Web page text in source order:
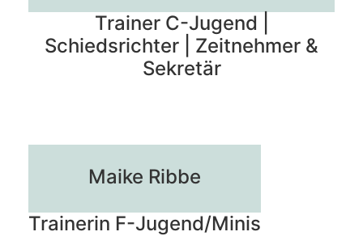
Trainer C-Jugend |
Schiedsrichter | Zeitnehmer &
Sekretär
Maike Ribbe
Trainerin F-Jugend/Minis